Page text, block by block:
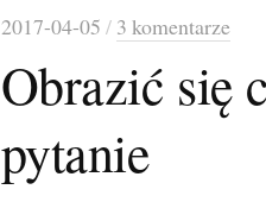
2017-04-05 / 3 komentarze
Obrazić się
pytanie